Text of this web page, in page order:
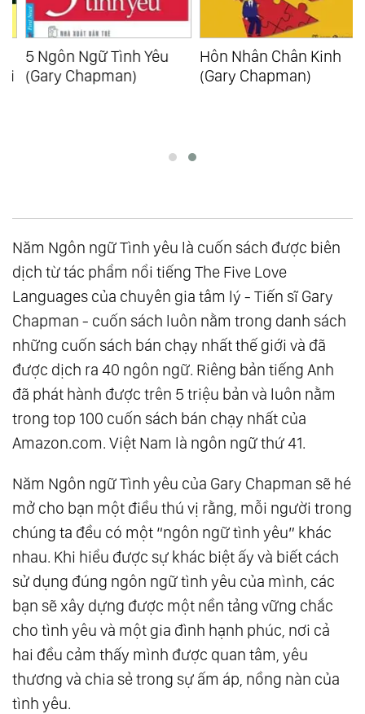
5 Ngôn Ngữ Tình Yêu
(Gary Chapman)
Hôn Nhân Chân Kinh
(Gary Chapman)
Năm Ngôn ngữ Tình yêu là cuốn sách được biên
dịch từ tác phẩm nổi tiếng The Five Love
Languages của chuyên gia tâm lý - Tiến sĩ Gary
Chapman - cuốn sách luôn nằm trong danh sách
những cuốn sách bán chạy nhất thế giới và đã
được dịch ra 40 ngôn ngữ. Riêng bản tiếng Anh
đã phát hành được trên 5 triệu bản và luôn nằm
trong top 100 cuốn sách bán chạy nhất của
Amazon.com. Việt Nam là ngôn ngữ thứ 41.
Năm Ngôn ngữ Tình yêu của Gary Chapman sẽ hé
mở cho bạn một điều thú vị rằng, mỗi người trong
chúng ta đều có một “ngôn ngữ tình yêu” khác
nhau. Khi hiểu được sự khác biệt ấy và biết cách
sử dụng đúng ngôn ngữ tình yêu của mình, các
bạn sẽ xây dựng được một nền tảng vững chắc
cho tình yêu và một gia đình hạnh phúc, nơi cả
hai đều cảm thấy mình được quan tâm, yêu
thương và chia sẻ trong sự ấm áp, nồng nàn của
tình yêu.